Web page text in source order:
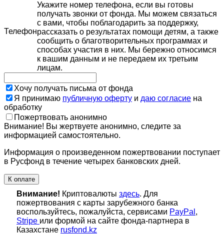
Телефон
Укажите номер телефона, если вы готовы
получать звонки от фонда. Мы можем связаться
с вами, чтобы поблагодарить за поддержку,
рассказать о результатах помощи детям, а также
сообщить о благотворительных программах и
способах участия в них. Мы бережно относимся
к вашим данным и не передаем их третьим
лицам.
Хочу получать письма от фонда
Я принимаю публичную оферту и даю согласие на
обработку
Пожертвовать анонимно
Внимание! Вы жертвуете анонимно, следите за
информацией самостоятельно.
Информация о произведенном пожертвовании поступает
в Русфонд в течение четырех банковских дней.
К оплате
Внимание! Криптовалюты здесь. Для
пожертвования с карты зарубежного банка
воспользуйтесь, пожалуйста, сервисами PayPal ,
Stripe или формой на сайте фонда-партнера в
Казахстане rusfond.kz